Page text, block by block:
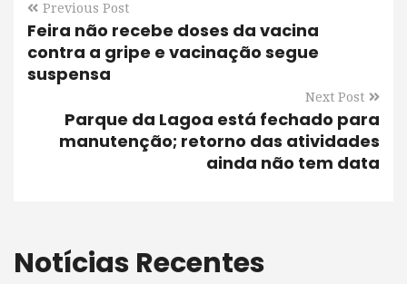
Previous Post
Feira não recebe doses da vacina
contra a gripe e vacinação segue
suspensa
Next Post
Parque da Lagoa está fechado para
manutenção; retorno das atividades
ainda não tem data
Notícias Recentes